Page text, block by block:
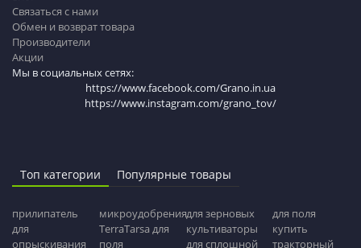
Связаться с нами
Обмен и возврат товара
Производители
Акции
Мы в социальных сетях:
https://www.facebook.com/Grano.in.ua
https://www.instagram.com/grano_tov/
Топ категории Популярные товары
прилипатель
для
опрыскивания
микроудобрения
TerraTarsa для
поля
для зерновых
культиваторы
для сплошной
для поля
купить
тракторный